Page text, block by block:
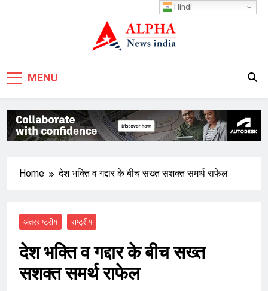
MENU
Home देश भक्ति व गद्दार के बीच सख्त सशक्त समर्थ राफेल
अंतरराष्ट्रीय राष्ट्रीय
देश भक्ति व गद्दार के बीच सख्त
सशक्त समर्थ राफेल
Hindi